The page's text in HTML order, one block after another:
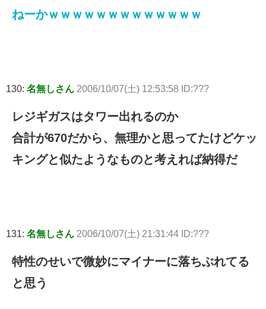
ねーかｗｗｗｗｗｗｗｗｗｗｗｗｗ
130: 名無しさん 2006/10/07(土) 12:53:58 ID:???
レジギガスはタワー出れるのか
合計が670だから、無理かと思ってたけどケッ
キングと似たようなものと考えれば納得だ
131: 名無しさん 2006/10/07(土) 21:31:44 ID:???
特性のせいで微妙にマイナーに落ちぶれてる
と思う